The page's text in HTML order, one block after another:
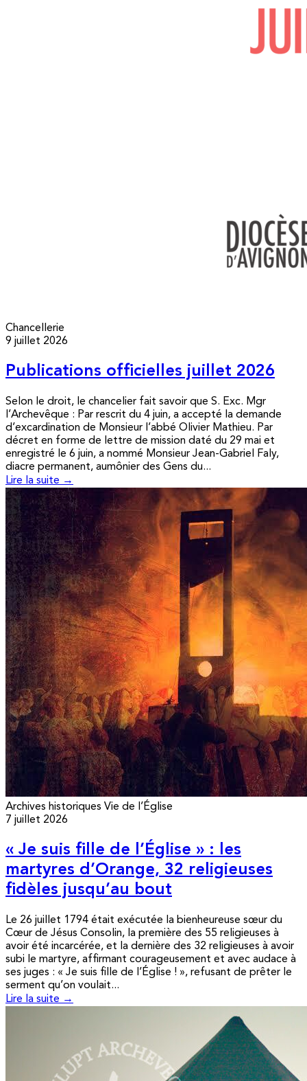
Chancellerie
9 juillet 2026
Publications officielles juillet 2026
Selon le droit, le chancelier fait savoir que S. Exc. Mgr
l’Archevêque : Par rescrit du 4 juin, a accepté la demande
d’excardination de Monsieur l’abbé Olivier Mathieu. Par
décret en forme de lettre de mission daté du 29 mai et
enregistré le 6 juin, a nommé Monsieur Jean-Gabriel Faly,
diacre permanent, aumônier des Gens du...
Lire la suite →
Archives historiques Vie de l’Église
7 juillet 2026
« Je suis fille de l’Église » : les
martyres d’Orange, 32 religieuses
fidèles jusqu’au bout
Le 26 juillet 1794 était exécutée la bienheureuse sœur du
Cœur de Jésus Consolin, la première des 55 religieuses à
avoir été incarcérée, et la dernière des 32 religieuses à avoir
subi le martyre, affirmant courageusement et avec audace à
ses juges : « Je suis fille de l’Église ! », refusant de prêter le
serment qu’on voulait...
Lire la suite →